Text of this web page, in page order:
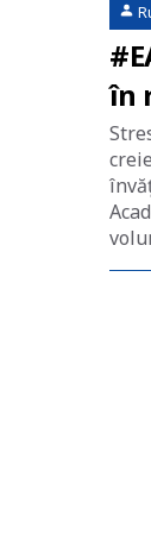
în